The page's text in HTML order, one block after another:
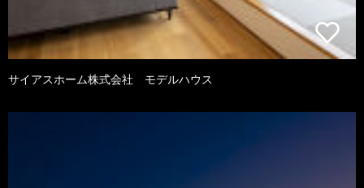
サイアスホーム株式会社 モデルハウス